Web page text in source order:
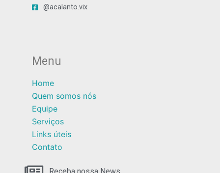
@acalanto.vix
Menu
Home
Quem somos nós
Equipe
Serviços
Links úteis
Contato